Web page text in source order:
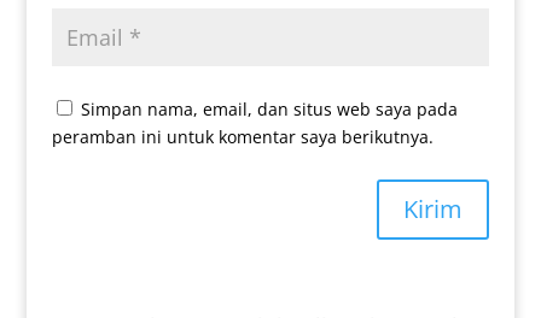
Simpan nama, email, dan situs web saya pada
peramban ini untuk komentar saya berikutnya.
Kirim